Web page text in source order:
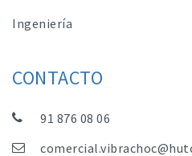
Ingeniería
CONTACTO
91 876 08 06